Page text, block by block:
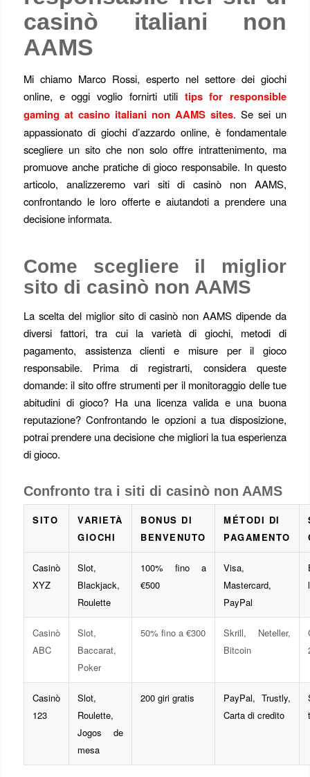
casinò italiani non
AAMS
Mi chiamo Marco Rossi, esperto nel settore dei giochi
online, e oggi voglio fornirti utili tips for responsible
gaming at casino italiani non AAMS sites. Se sei un
appassionato di giochi d’azzardo online, è fondamentale
scegliere un sito che non solo offre intrattenimento, ma
promuove anche pratiche di gioco responsabile. In questo
articolo, analizzeremo vari siti di casinò non AAMS,
confrontando le loro offerte e aiutandoti a prendere una
decisione informata.
Come scegliere il miglior
sito di casinò non AAMS
La scelta del miglior sito di casinò non AAMS dipende da
diversi fattori, tra cui la varietà di giochi, metodi di
pagamento, assistenza clienti e misure per il gioco
responsabile. Prima di registrarti, considera queste
domande: il sito offre strumenti per il monitoraggio delle tue
abitudini di gioco? Ha una licenza valida e una buona
reputazione? Confrontando le opzioni a tua disposizione,
potrai prendere una decisione che migliori la tua esperienza
di gioco.
Confronto tra i siti di casinò non AAMS
SITO
VARIETÀ
GIOCHI
BONUS DI
BENVENUTO
MÉTODI DI
PAGAMENTO
Casinò
XYZ
Slot,
Blackjack,
Roulette
100% fino a
€500
Visa,
Mastercard,
PayPal
Casinò
ABC
Slot,
Baccarat,
Poker
50% fino a €300
Skrill, Neteller,
Bitcoin
Casinò
123
Slot,
Roulette,
Jogos de
mesa
200 giri gratis
PayPal, Trustly,
Carta di credito